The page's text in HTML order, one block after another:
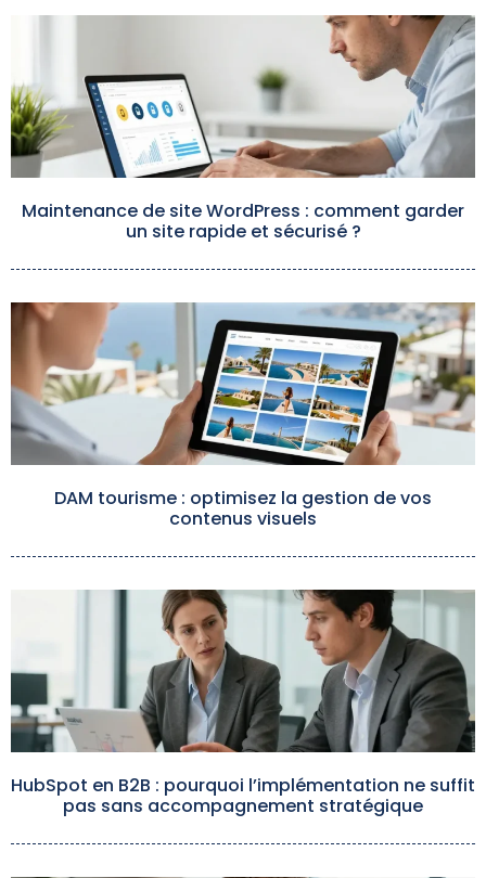
Maintenance de site WordPress : comment garder
un site rapide et sécurisé ?
DAM tourisme : optimisez la gestion de vos
contenus visuels
HubSpot en B2B : pourquoi l’implémentation ne suffit
pas sans accompagnement stratégique